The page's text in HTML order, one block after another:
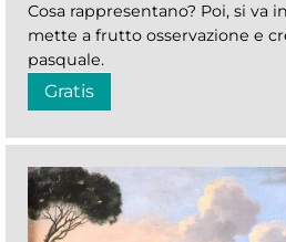
Cosa rappresentano? Poi, si va
mette a frutto osservazione e
pasquale.
Gratis